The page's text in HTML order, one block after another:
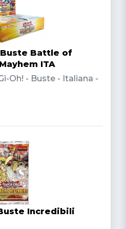
Buste Battle of
ITA
Oh! - Buste - Italiana -
Incredibili